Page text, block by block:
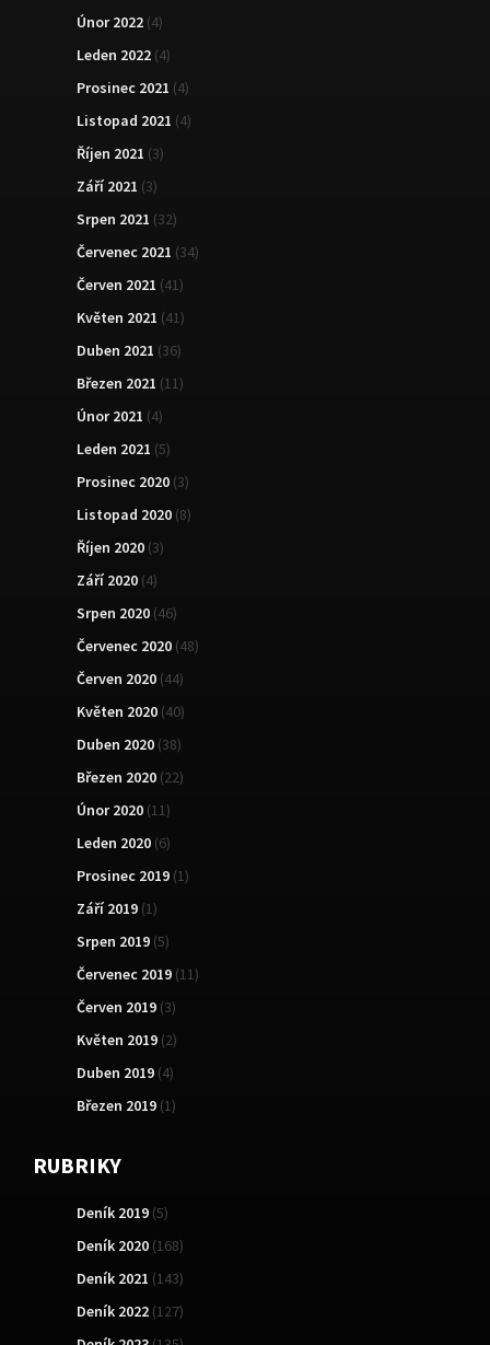
Únor 2022 (4)
Leden 2022 (4)
Prosinec 2021 (4)
Listopad 2021 (4)
Říjen 2021 (3)
Září 2021 (3)
Srpen 2021 (32)
Červenec 2021 (34)
Červen 2021 (41)
Květen 2021 (41)
Duben 2021 (36)
Březen 2021 (11)
Únor 2021 (4)
Leden 2021 (5)
Prosinec 2020 (3)
Listopad 2020 (8)
Říjen 2020 (3)
Září 2020 (4)
Srpen 2020 (46)
Červenec 2020 (48)
Červen 2020 (44)
Květen 2020 (40)
Duben 2020 (38)
Březen 2020 (22)
Únor 2020 (11)
Leden 2020 (6)
Prosinec 2019 (1)
Září 2019 (1)
Srpen 2019 (5)
Červenec 2019 (11)
Červen 2019 (3)
Květen 2019 (2)
Duben 2019 (4)
Březen 2019 (1)
RUBRIKY
Deník 2019 (5)
Deník 2020 (168)
Deník 2021 (143)
Deník 2022 (127)